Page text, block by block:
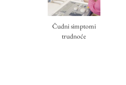
Čudni simptomi
trudnoće